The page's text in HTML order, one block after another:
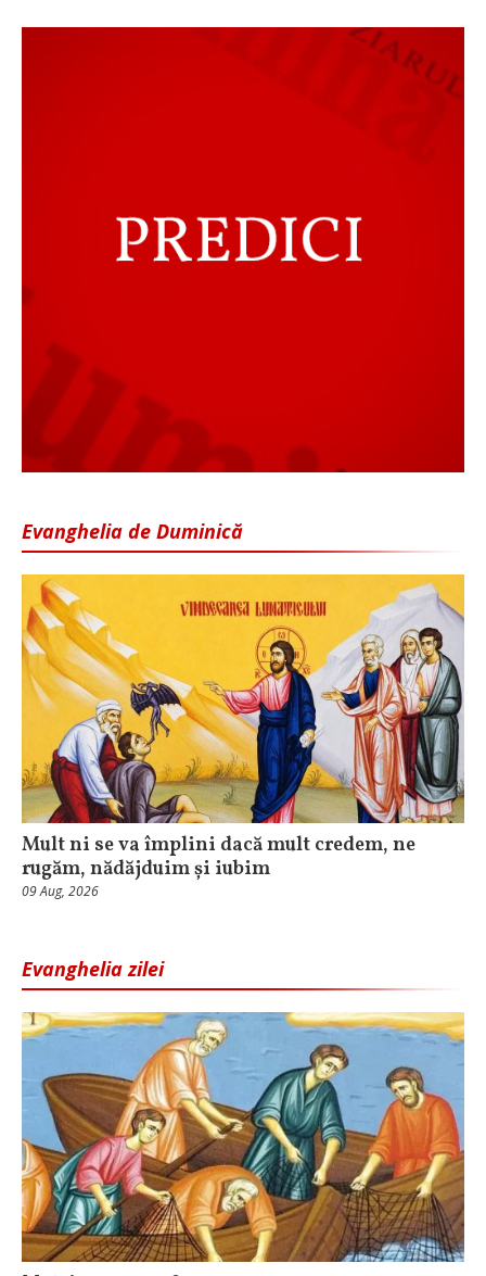
Evanghelia de Duminică
Mult ni se va împlini dacă mult credem, ne
rugăm, nădăjduim și iubim
09 Aug, 2026
Evanghelia zilei